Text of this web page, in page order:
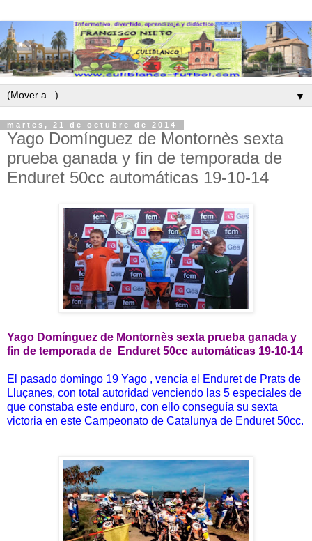
▼
martes, 21 de octubre de 2014
Yago Domínguez de Montornès sexta
prueba ganada y fin de temporada de
Enduret 50cc automáticas 19-10-14
Yago Domínguez de Montornès sexta prueba ganada y
fin de temporada de Enduret 50cc automáticas 19-10-14
El pasado domingo 19 Yago , vencía el Enduret de Prats de
Lluçanes, con total autoridad venciendo las 5 especiales de
que constaba este enduro, con ello conseguía su sexta
victoria en este Campeonato de Catalunya de Enduret 50cc.